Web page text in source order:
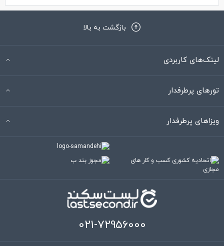
بازگشت به بالا
لینک‌های کاربردی
تورهای پرطرفدار
ویزاهای پرطرفدار
021-72956000